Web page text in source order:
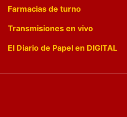
Farmacias de turno
Transmisiones en vivo
El Diario de Papel en DIGITAL